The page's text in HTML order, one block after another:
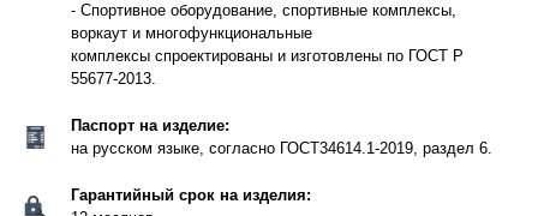
- Спортивное оборудование, спортивные комплексы,
воркаут и многофункциональные
комплексы спроектированы и изготовлены по ГОСТ Р
55677-2013.
Паспорт на изделие:
на русском языке, согласно ГОСТ34614.1-2019, раздел 6.
Гарантийный срок на изделия: